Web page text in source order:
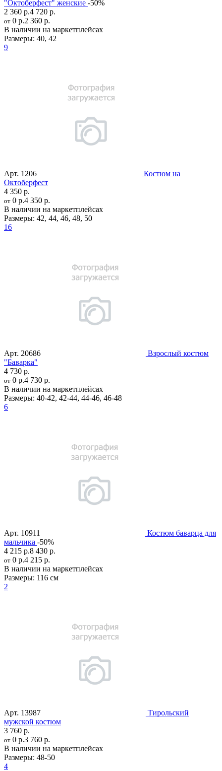
"Октоберфест" женские -50%
2 360 р.4 720 р.
от 0 р.2 360 р.
В наличии на маркетплейсах
Размеры: 40, 42
9
Арт. 1206
Костюм на
Октоберфест
4 350 р.
от 0 р.4 350 р.
В наличии на маркетплейсах
Размеры: 42, 44, 46, 48, 50
16
Арт. 20686
Взрослый костюм
"Баварка"
4 730 р.
от 0 р.4 730 р.
В наличии на маркетплейсах
Размеры: 40-42, 42-44, 44-46, 46-48
6
Арт. 10911
Костюм баварца для
мальчика -50%
4 215 р.8 430 р.
от 0 р.4 215 р.
В наличии на маркетплейсах
Размеры: 116 см
2
Арт. 13987
Тирольский
мужской костюм
3 760 р.
от 0 р.3 760 р.
В наличии на маркетплейсах
Размеры: 48-50
4